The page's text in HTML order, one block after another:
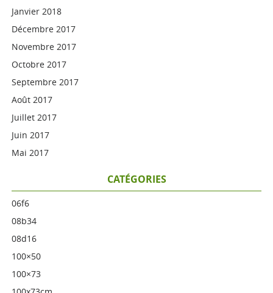
Janvier 2018
Décembre 2017
Novembre 2017
Octobre 2017
Septembre 2017
Août 2017
Juillet 2017
Juin 2017
Mai 2017
CATÉGORIES
06f6
08b34
08d16
100×50
100×73